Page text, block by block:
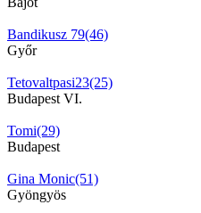
Bandikusz 79(46)
Győr
Tetovaltpasi23(25)
Budapest VI.
Tomi(29)
Budapest
Gina Monic(51)
Gyöngyös